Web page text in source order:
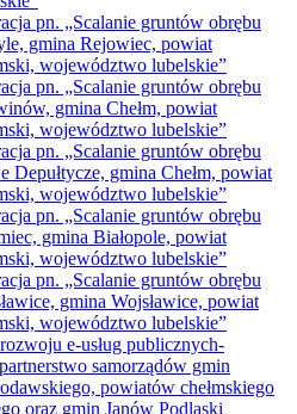
pn. „Scalanie gruntów obrębu
gmina Rejowiec, powiat
województwo lubelskie”
pn. „Scalanie gruntów obrębu
gmina Chełm, powiat
województwo lubelskie”
pn. „Scalanie gruntów obrębu
Depułtycze, gmina Chełm, powiat
województwo lubelskie”
pn. „Scalanie gruntów obrębu
gmina Białopole, powiat
województwo lubelskie”
pn. „Scalanie gruntów obrębu
gmina Wojsławice, powiat
województwo lubelskie”
e-usług publicznych-
samorządów gmin
powiatów chełmskiego
oraz gmin Janów Podlaski